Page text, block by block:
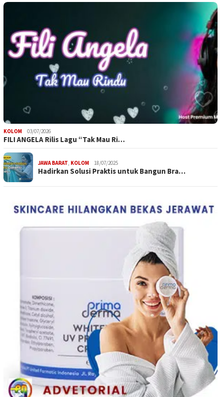
KOLOM 03/07/2026
FILI ANGELA Rilis Lagu “Tak Mau Ri…
JAWA BARAT, KOLOM 18/07/2025
Hadirkan Solusi Praktis untuk Bangun Bra…